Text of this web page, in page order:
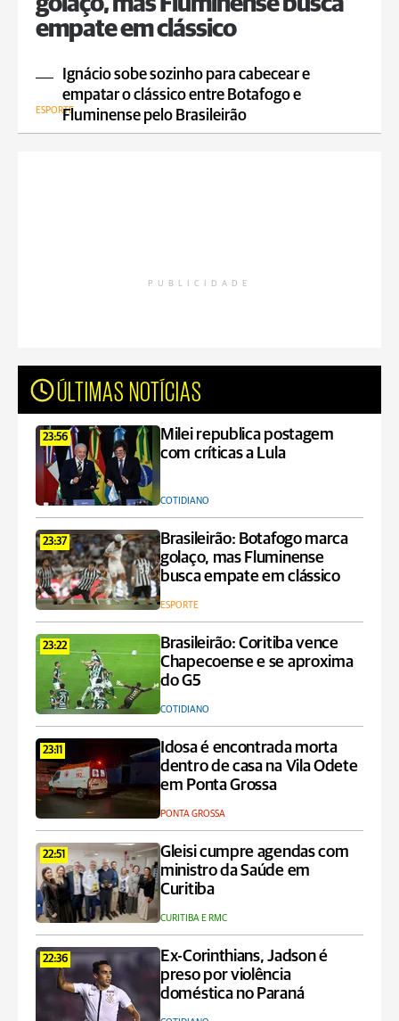
empate em clássico
Ignácio sobe sozinho para cabecear e
empatar o clássico entre Botafogo e
Fluminense pelo Brasileirão
ESPORTE
PUBLICIDADE
ÚLTIMAS NOTÍCIAS
23:56
Milei republica postagem
com críticas a Lula
COTIDIANO
23:37
Brasileirão: Botafogo marca
golaço, mas Fluminense
busca empate em clássico
ESPORTE
23:22
Brasileirão: Coritiba vence
Chapecoense e se aproxima
do G5
COTIDIANO
23:11
Idosa é encontrada morta
dentro de casa na Vila Odete
em Ponta Grossa
PONTA GROSSA
22:51
Gleisi cumpre agendas com
ministro da Saúde em
Curitiba
CURITIBA E RMC
22:36
Ex-Corinthians, Jadson é
preso por violência
doméstica no Paraná